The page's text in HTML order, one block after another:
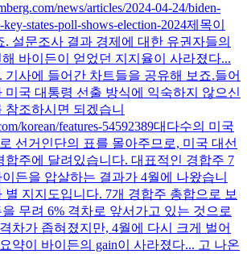
news/articles/2024-04-24/biden-
states-poll-shows-election-2024제목이
. 설문조사 결과 경제에 대한 유권자들의
바이든이 얻었던 지지율이 사라졌다...
기사에 들어간 차트들을 공유해 보죠.들어
미국 대통령 선출 방식에 익숙하지 않으신
조하시면 되겠습니
korean/features-54592389대다수의 미국
선거인단의 표를 몰아주므로, 미국 대선
합주에 달려있습니다. 대표적인 경합주 7
든을 압살하는 결과가 4월에 나왔습니
별 지지도입니다. 7개 경합주 총합으로 보
무려 6% 격차로 앞서가고 있는 것으로
차가 좁혀졌지만, 4월에 다시 크게 벌어
약이 바이든의 gain이 사라졌다... 고 나온